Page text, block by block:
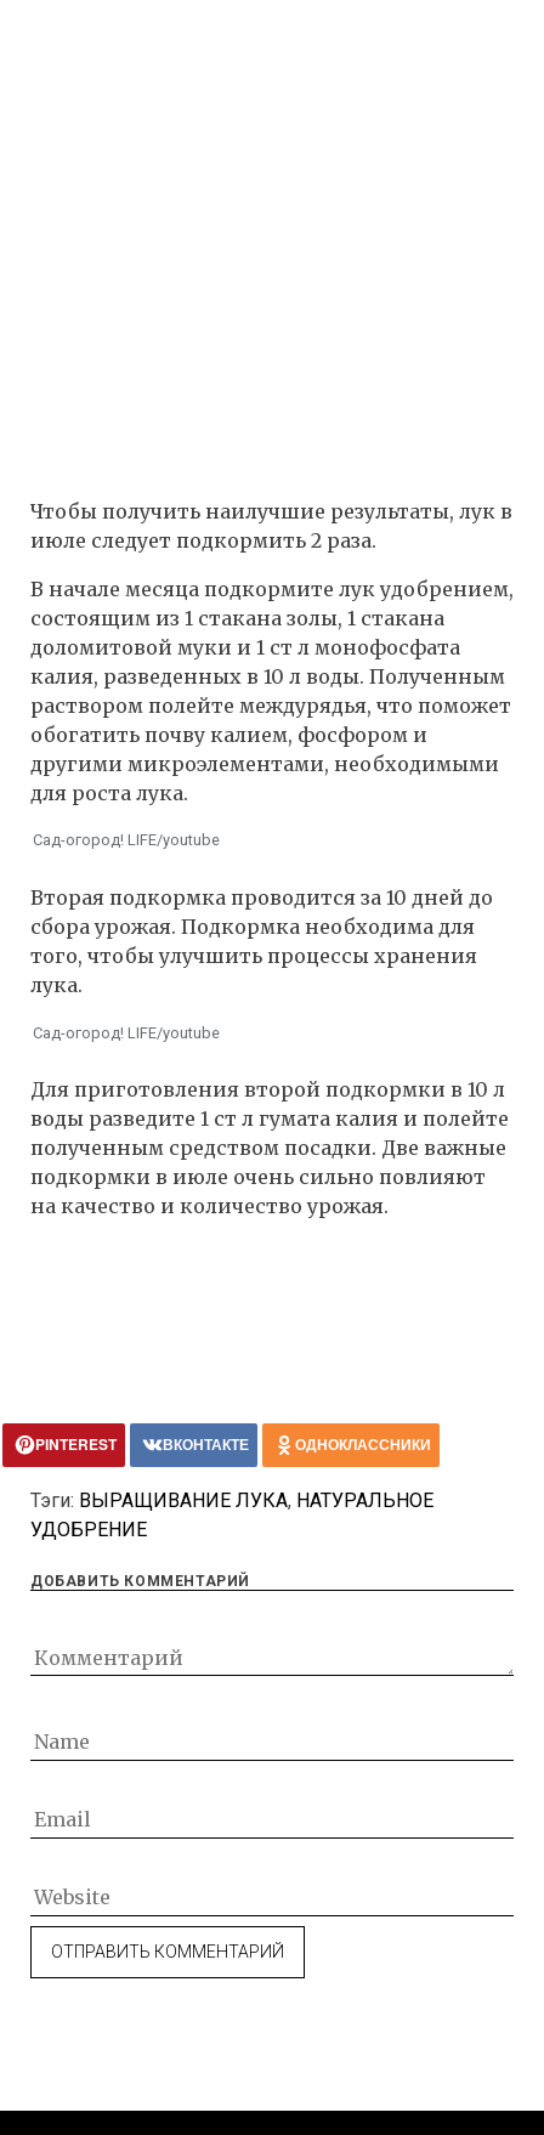
Чтобы получить наилучшие результаты, лук в
июле следует подкормить 2 раза.
В начале месяца подкормите лук удобрением,
состоящим из 1 стакана золы, 1 стакана
доломитовой муки и 1 ст л монофосфата
калия, разведенных в 10 л воды. Полученным
раствором полейте междурядья, что поможет
обогатить почву калием, фосфором и
другими микроэлементами, необходимыми
для роста лука.
Сад-огород! LIFE/youtube
Вторая подкормка проводится за 10 дней до
сбора урожая. Подкормка необходима для
того, чтобы улучшить процессы хранения
лука.
Сад-огород! LIFE/youtube
Для приготовления второй подкормки в 10 л
воды разведите 1 ст л гумата калия и полейте
полученным средством посадки. Две важные
подкормки в июле очень сильно повлияют
на качество и количество урожая.
PINTEREST ВКОНТАКТЕ ОДНОКЛАССНИКИ
Тэги: ВЫРАЩИВАНИЕ ЛУКА, НАТУРАЛЬНОЕ
УДОБРЕНИЕ
ДОБАВИТЬ КОММЕНТАРИЙ